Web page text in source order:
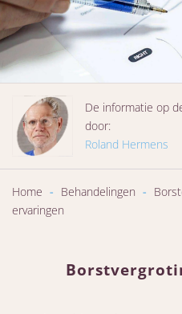
De informatie op
door:
Roland Hermens
Home - Behandelingen -
ervaringen